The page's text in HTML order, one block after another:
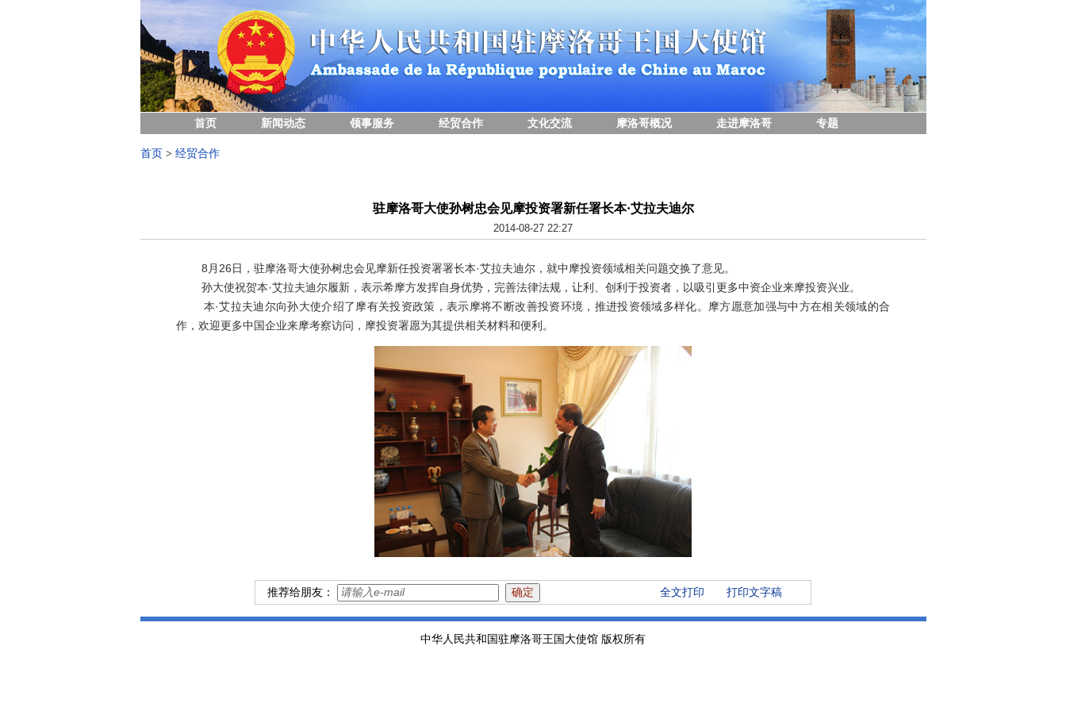
首页 新闻动态 领事服务 经贸合作 文化交流 摩洛哥概况 走进摩洛哥 专题
首页 > 经贸合作
驻摩洛哥大使孙树忠会见摩投资署新任署长本·艾拉夫迪尔
2014-08-27 22:27
8月26日，驻摩洛哥大使孙树忠会见摩新任投资署署长本·艾拉夫迪尔，就中摩投资领域相关问题交换了意见。
孙大使祝贺本·艾拉夫迪尔履新，表示希摩方发挥自身优势，完善法律法规，让利、创利于投资者，以吸引更多中资企业来摩投资兴业。
本·艾拉夫迪尔向孙大使介绍了摩有关投资政策，表示摩将不断改善投资环境，推进投资领域多样化。摩方愿意加强与中方在相关领域的合
作，欢迎更多中国企业来摩考察访问，摩投资署愿为其提供相关材料和便利。
推荐给朋友： 全文打印 打印文字稿
中华人民共和国驻摩洛哥王国大使馆 版权所有